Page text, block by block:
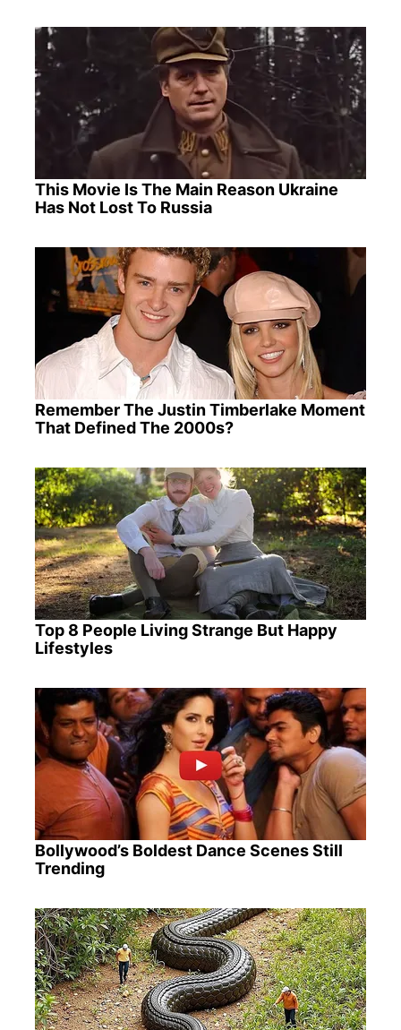
This Movie Is The Main Reason Ukraine
Has Not Lost To Russia
Remember The Justin Timberlake Moment
That Defined The 2000s?
Top 8 People Living Strange But Happy
Lifestyles
Bollywood’s Boldest Dance Scenes Still
Trending